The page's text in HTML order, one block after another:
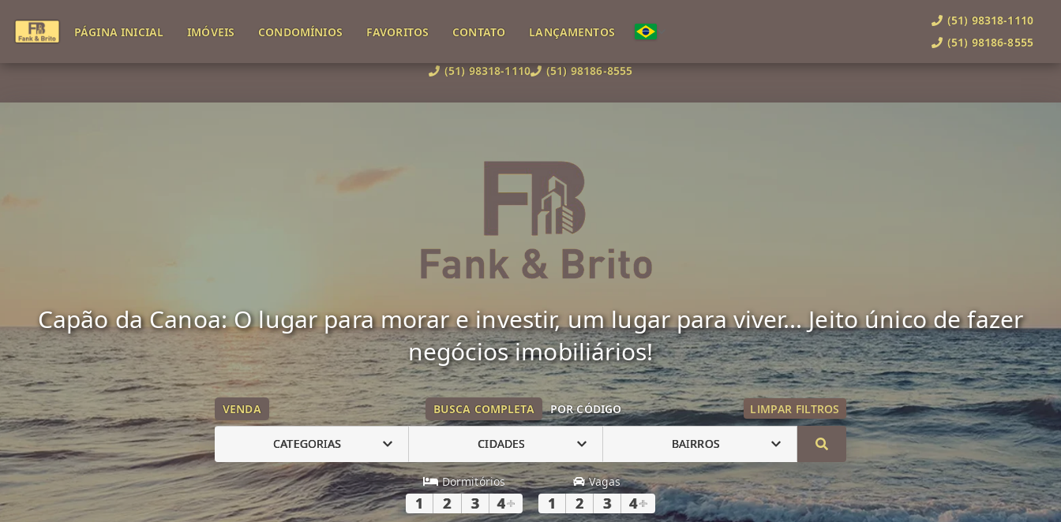
(51) 98318-1110 (51) 98186-8555
PÁGINA INICIAL IMÓVEIS CONDOMÍNIOS FAVORITOS CONTATO LANÇAMENTOS
(51) 98318-1110
(51) 98186-8555
Capão da Canoa: O lugar para morar e investir, um lugar para viver... Jeito único de fazer
negócios imobiliários!
VENDA BUSCA COMPLETA POR CÓDIGO LIMPAR FILTROS
CATEGORIAS CIDADES BAIRROS
Dormitórios
1 2 3 4+
Vagas
1 2 3 4+